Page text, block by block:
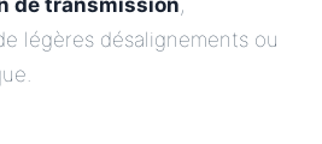
de transmission,
légères désalignements ou